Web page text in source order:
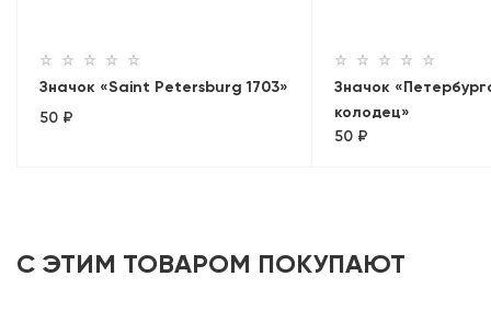
Значок «Saint Petersburg 1703»
50 ₽
Значок
колодец»
50 ₽
С ЭТИМ ТОВАРОМ ПОКУПАЮТ